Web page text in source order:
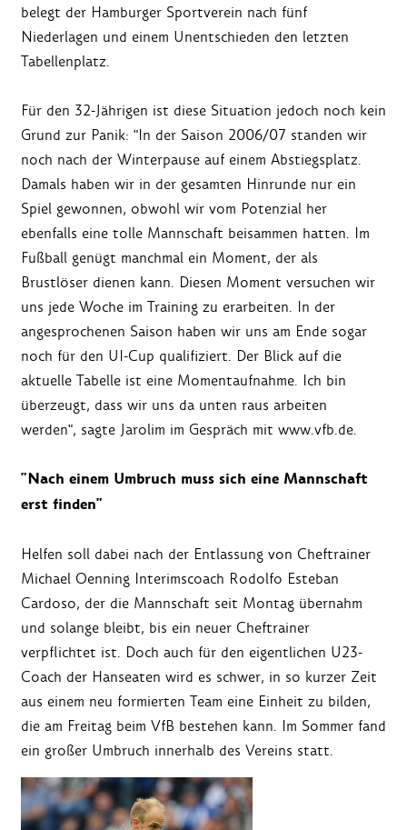
belegt der Hamburger Sportverein nach fünf
Niederlagen und einem Unentschieden den letzten
Tabellenplatz.
Für den 32-Jährigen ist diese Situation jedoch noch kein
Grund zur Panik: "In der Saison 2006/07 standen wir
noch nach der Winterpause auf einem Abstiegsplatz.
Damals haben wir in der gesamten Hinrunde nur ein
Spiel gewonnen, obwohl wir vom Potenzial her
ebenfalls eine tolle Mannschaft beisammen hatten. Im
Fußball genügt manchmal ein Moment, der als
Brustlöser dienen kann. Diesen Moment versuchen wir
uns jede Woche im Training zu erarbeiten. In der
angesprochenen Saison haben wir uns am Ende sogar
noch für den UI-Cup qualifiziert. Der Blick auf die
aktuelle Tabelle ist eine Momentaufnahme. Ich bin
überzeugt, dass wir uns da unten raus arbeiten
werden", sagte Jarolim im Gespräch mit www.vfb.de.
"Nach einem Umbruch muss sich eine Mannschaft
erst finden"
Helfen soll dabei nach der Entlassung von Cheftrainer
Michael Oenning Interimscoach Rodolfo Esteban
Cardoso, der die Mannschaft seit Montag übernahm
und solange bleibt, bis ein neuer Cheftrainer
verpflichtet ist. Doch auch für den eigentlichen U23-
Coach der Hanseaten wird es schwer, in so kurzer Zeit
aus einem neu formierten Team eine Einheit zu bilden,
die am Freitag beim VfB bestehen kann. Im Sommer fand
ein großer Umbruch innerhalb des Vereins statt.